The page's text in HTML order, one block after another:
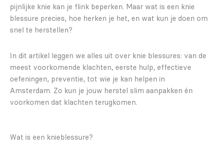
pijnlijke knie kan je flink beperken. Maar wat is een knie
blessure precies, hoe herken je het, en wat kun je doen om
snel te herstellen?
In dit artikel leggen we alles uit over knie blessures: van de
meest voorkomende klachten, eerste hulp, effectieve
oefeningen, preventie, tot wie je kan helpen in
Amsterdam. Zo kun je jouw herstel slim aanpakken én
voorkomen dat klachten terugkomen.
Wat is een knieblessure?